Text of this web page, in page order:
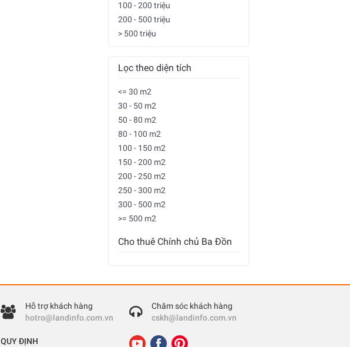
100 - 200 triệu
200 - 500 triệu
> 500 triệu
Lọc theo diện tích
<= 30 m2
30 - 50 m2
50 - 80 m2
80 - 100 m2
100 - 150 m2
150 - 200 m2
200 - 250 m2
250 - 300 m2
300 - 500 m2
>= 500 m2
Cho thuê Chính chủ Ba Đồn
Hỗ trợ khách hàng
hotro@landinfo.com.vn
Chăm sóc khách hàng
cskh@landinfo.com.vn
QUY ĐỊNH